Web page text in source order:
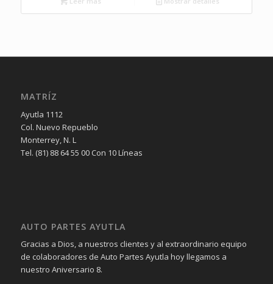
MATRÍZ
Ayutla 1112
Col. Nuevo Repueblo
Monterrey, N. L
Tel. (81) 88 64 55 00 Con 10 Líneas
AUTO PARTES AYUTLA
Gracias a Dios, a nuestros clientes y al extraordinario equipo
de colaboradores de Auto Partes Ayutla hoy llegamos a
nuestro Aniversario 8.